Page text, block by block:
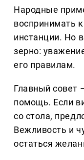
Народные
воспринимать
инстанции. Но
зерно:
его правилам.
Главный совет
помощь. Если
со стола,
Вежливость и
остаться